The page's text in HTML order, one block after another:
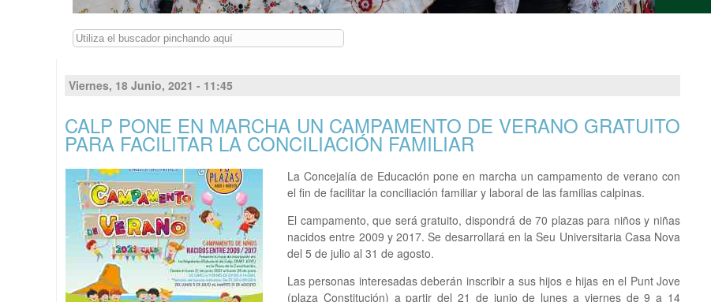
Buscar
Viernes, 18 Junio, 2021 - 11:45
CALP PONE EN MARCHA UN CAMPAMENTO DE VERANO GRATUITO
PARA FACILITAR LA CONCILIACIÓN FAMILIAR
La Concejalía de Educación pone en marcha un campamento de verano con
el fin de facilitar la conciliación familiar y laboral de las familias calpinas.
El campamento, que será gratuito, dispondrá de 70 plazas para niños y niñas
nacidos entre 2009 y 2017. Se desarrollará en la Seu Universitaria Casa Nova
del 5 de julio al 31 de agosto.
Las personas interesadas deberán inscribir a sus hijos e hijas en el Punt Jove
(plaza Constitución) a partir del 21 de junio de lunes a viernes de 9 a 14